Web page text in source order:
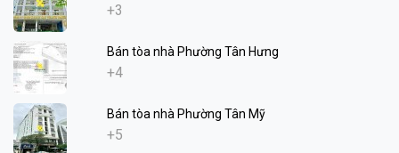
+3
Bán tòa nhà Phường Tân Hưng
+4
Bán tòa nhà Phường Tân Mỹ
+5